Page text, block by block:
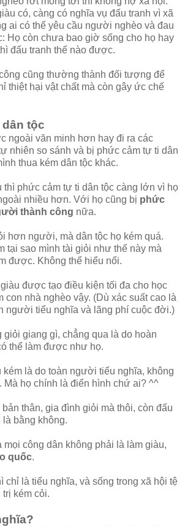
có, càng có nghĩa vụ đấu tranh vì xã
ai có thể yêu cầu người nghèo và đau
Họ còn chưa bao giờ sống cho họ hay
đấu tranh thế nào được.
cũng thường thành đối tượng để
thiệt hại vật chất mà còn gây ức chế
tộc
ngoài văn minh hơn hay đi ra các
nhiên so sánh và bị phức cảm tự ti dân
thua kém dân tộc khác.
phức cảm tự ti dân tộc càng lớn vì họ
nhiều hơn. Với họ cũng bị phức
thành công nữa.
hơn người, mà dân tộc họ kém quá.
tại sao mình tài giỏi như thế này mà
được. Không thể hiểu nổi.
được tạo điều kiện tối đa cho học
con nhà nghèo vậy. (Dù xác suất cao là
người tiểu nghĩa và lãng phí cuộc đời.)
giỏi giang gì, chẳng qua là do hoàn
thể làm được như họ.
kém là do toàn người tiểu nghĩa, không
họ chính là điển hình chứ ai? ^^
thân, gia đình giỏi mà thôi, còn đấu
là bằng không.
mọi công dân không phải là làm giàu,
quốc.
chỉ là tiểu nghĩa, và sống trong xã hội tệ
trị kém cỏi.